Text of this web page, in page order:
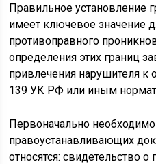
Правильное установление
имеет ключевое значение
противоправного
определения этих границ
привлечения нарушителя к
139 УК РФ или иным
Первоначально
правоустанавливающих
относятся: свидетельство о